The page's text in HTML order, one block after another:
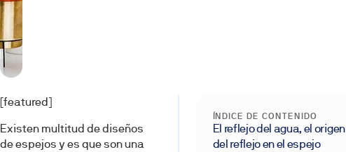
[featured]
Existen multitud de diseños
de espejos y es que son una
ÍNDICE DE CONTENIDO
El reflejo del agua, el origen
del reflejo en el espejo